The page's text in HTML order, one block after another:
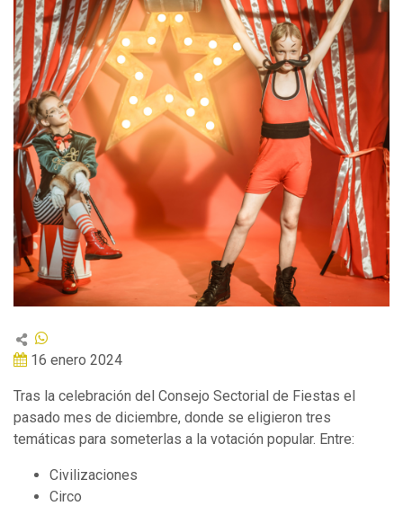
16 enero 2024
Tras la celebración del Consejo Sectorial de Fiestas el
pasado mes de diciembre, donde se eligieron tres
temáticas para someterlas a la votación popular. Entre:
Civilizaciones
Circo